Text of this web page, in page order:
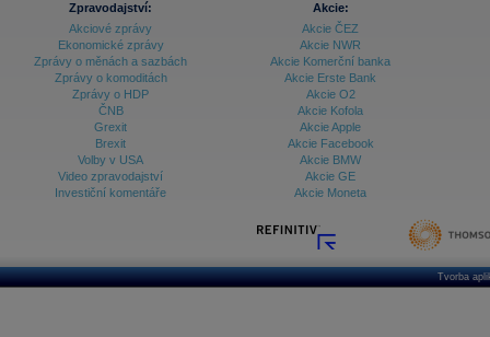
Archiv - Vývoj české koruny
Archiv analýz - Makroukazatele
Ceny průmyslových výrobců - Data a prognózy
Ceny průmyslových výrobců - Graf (ČR)
Ceny průmyslových výrobců - Kalendář (ČR)
Ceny průmyslových výrobců - Zpravodajství
Databanka - Ceny
Zpravodajství:
Akciové zprávy
Ekonomické zprávy
Zprávy o měnách a sazbách
Zprávy o komoditách
Zprávy o HDP
ČNB
Grexit
Brexit
Volby v USA
Video zpravodajství
Investiční komentáře
Akcie:
Akcie ČEZ
Akcie NWR
Akcie Komerční banka
Akcie Erste Bank
Akcie O2
Akcie Kofola
Akcie Apple
Akcie Facebook
Akcie BMW
Akcie GE
Akcie Moneta
Tvorba